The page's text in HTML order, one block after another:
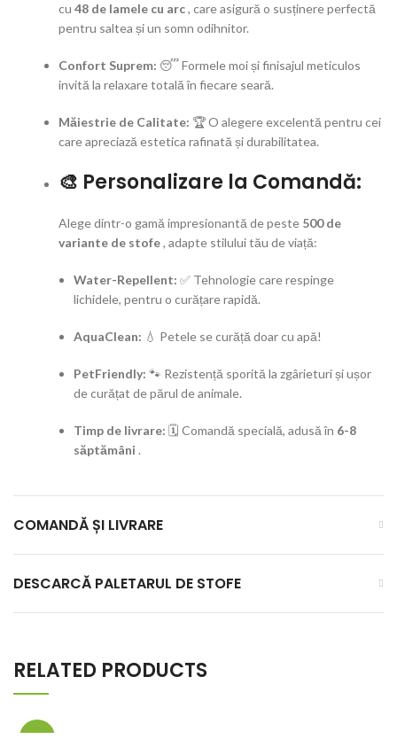
cu 48 de lamele cu arc, care asigură o susținere perfectă
pentru saltea și un somn odihnitor.
Confort Suprem: 😴 Formele moi și finisajul meticulos
invită la relaxare totală în fiecare seară.
Măiestrie de Calitate: 🏆 O alegere excelentă pentru cei
care apreciază estetica rafinată și durabilitatea.
🎨 Personalizare la Comandă:
Alege dintr-o gamă impresionantă de peste 500 de
variante de stofe, adapte stilului tău de viață:
Water-Repellent: ✅ Tehnologie care respinge
lichidele, pentru o curățare rapidă.
AquaClean: 💧 Petele se curăță doar cu apă!
PetFriendly: 🐾 Rezistență sporită la zgârieturi și ușor
de curățat de părul de animale.
Timp de livrare: 🗓️ Comandă specială, adusă în 6-8
săptămâni .
COMANDĂ ȘI LIVRARE
DESCARCĂ PALETARUL DE STOFE
RELATED PRODUCTS